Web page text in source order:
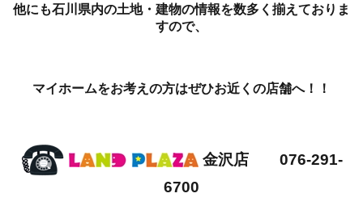
他にも石川県内の土地・建物の情報を数多く揃えておりま
すので、
マイホームをお考えの方はぜひお近くの店舗へ！！
金沢店 076-291-
6700